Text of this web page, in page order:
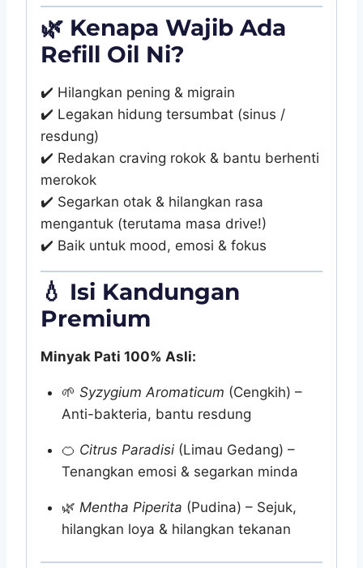
🌿 Kenapa Wajib Ada
Refill Oil Ni?
✔️ Hilangkan pening & migrain
✔️ Legakan hidung tersumbat (sinus /
resdung)
✔️ Redakan craving rokok & bantu berhenti
merokok
✔️ Segarkan otak & hilangkan rasa
mengantuk (terutama masa drive!)
✔️ Baik untuk mood, emosi & fokus
💧 Isi Kandungan
Premium
Minyak Pati 100% Asli:
🌱 Syzygium Aromaticum (Cengkih) –
Anti-bakteria, bantu resdung
🍊 Citrus Paradisi(Limau Gedang) –
Tenangkan emosi & segarkan minda
🌿 Mentha Piperita (Pudina) – Sejuk,
hilangkan loya & hilangkan tekanan